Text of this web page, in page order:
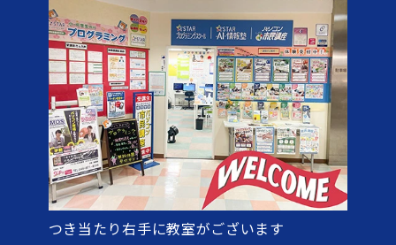
つき当たり右手に教室がございます